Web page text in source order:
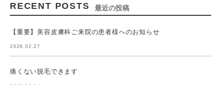
RECENT POSTS 最近の投稿
【重要】美容皮膚科ご来院の患者様へのお知らせ
2026.02.27
痛くない脱毛できます